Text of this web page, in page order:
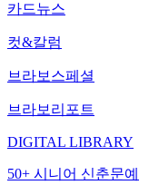
카드뉴스
컷&칼럼
브라보스페셜
브라보리포트
DIGITAL LIBRARY
50+ 시니어 신춘문예